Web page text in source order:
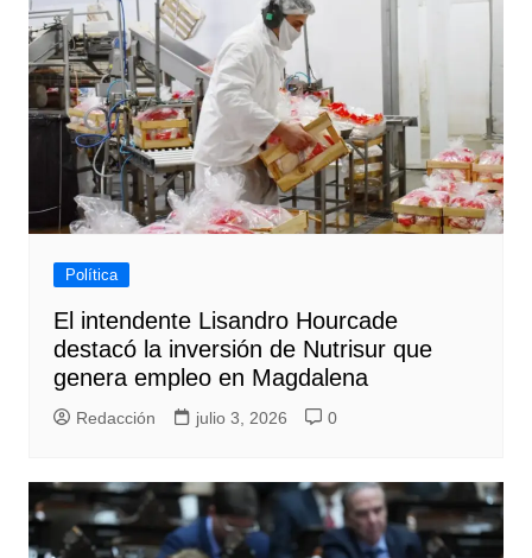
Política
El intendente Lisandro Hourcade
destacó la inversión de Nutrisur que
genera empleo en Magdalena
Redacción julio 3, 2026 0